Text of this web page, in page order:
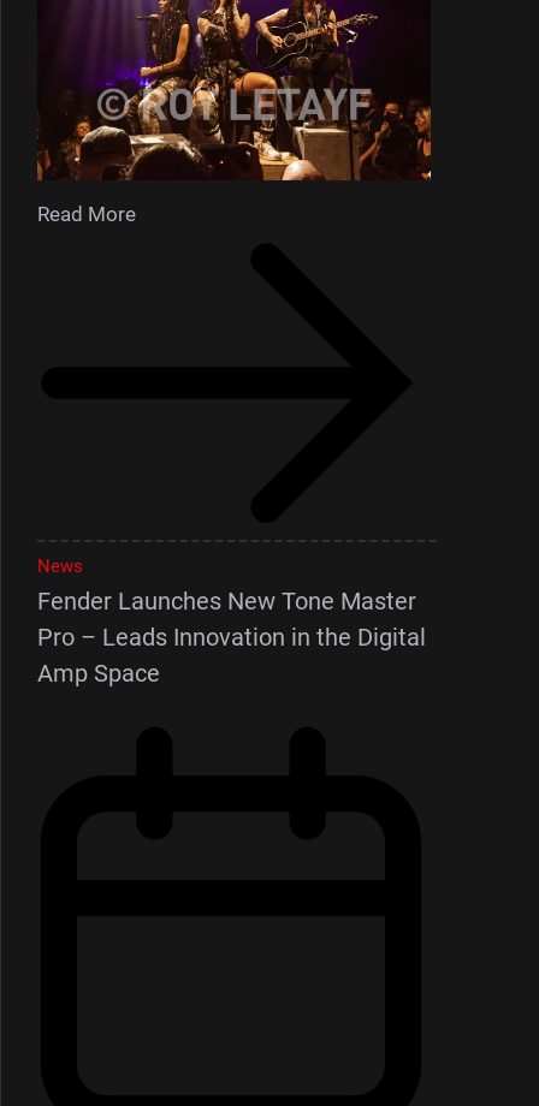
Read More
News
Fender Launches New Tone Master
Pro – Leads Innovation in the Digital
Amp Space